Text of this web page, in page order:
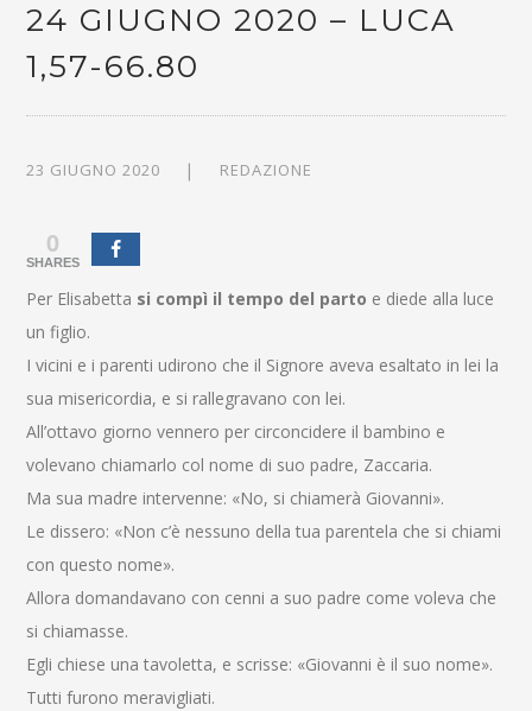
24 GIUGNO 2020 – LUCA
1,57-66.80
23 GIUGNO 2020 REDAZIONE
0
SHARES
Per Elisabetta si compì il tempo del parto e diede alla luce
un figlio.
I vicini e i parenti udirono che il Signore aveva esaltato in lei la
sua misericordia, e si rallegravano con lei.
All’ottavo giorno vennero per circoncidere il bambino e
volevano chiamarlo col nome di suo padre, Zaccaria.
Ma sua madre intervenne: «No, si chiamerà Giovanni».
Le dissero: «Non c’è nessuno della tua parentela che si chiami
con questo nome».
Allora domandavano con cenni a suo padre come voleva che
si chiamasse.
Egli chiese una tavoletta, e scrisse: «Giovanni è il suo nome».
Tutti furono meravigliati.